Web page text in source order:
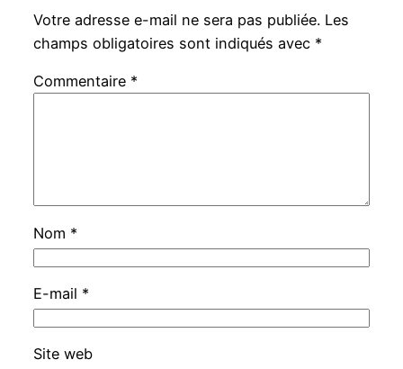
Votre adresse e-mail ne sera pas publiée. Les
champs obligatoires sont indiqués avec *
Commentaire *
Nom *
E-mail *
Site web